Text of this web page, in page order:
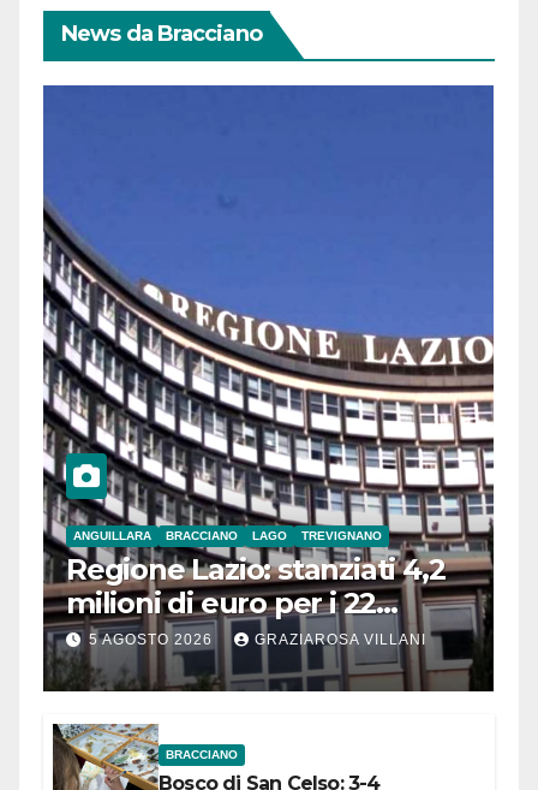
News da Bracciano
ANGUILLARA BRACCIANO LAGO TREVIGNANO
Regione Lazio: stanziati 4,2
milioni di euro per i 22
Comuni dell’Etruria
Meridionale
5 AGOSTO 2026 GRAZIAROSA VILLANI
BRACCIANO
Bosco di San Celso: 3-4